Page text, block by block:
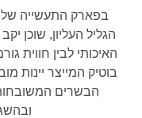
בפארק התעשייה של
הגליל העליון, שוכן
האיכותי לבין חווית
בוטיק המייצר יינות
הבשרים